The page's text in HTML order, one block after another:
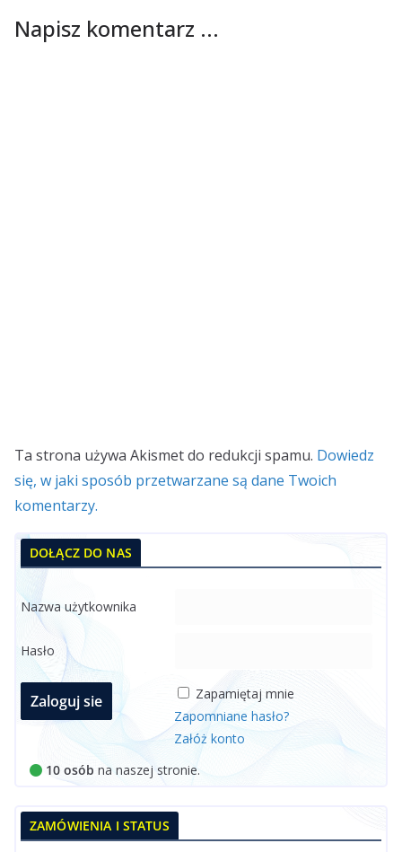
Napisz komentarz ...
Ta strona używa Akismet do redukcji spamu. Dowiedz
się, w jaki sposób przetwarzane są dane Twoich
komentarzy.
DOŁĄCZ DO NAS
Nazwa użytkownika
Hasło
Zapamiętaj mnie
Zapomniane hasło?
Załóż konto
10 osób na naszej stronie.
ZAMÓWIENIA I STATUS